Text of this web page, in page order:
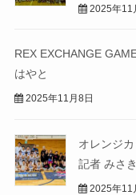
2025年11
REX EXCHANGE
はやと
2025年11月8日
オレンジ
記者 みさき
2025年11